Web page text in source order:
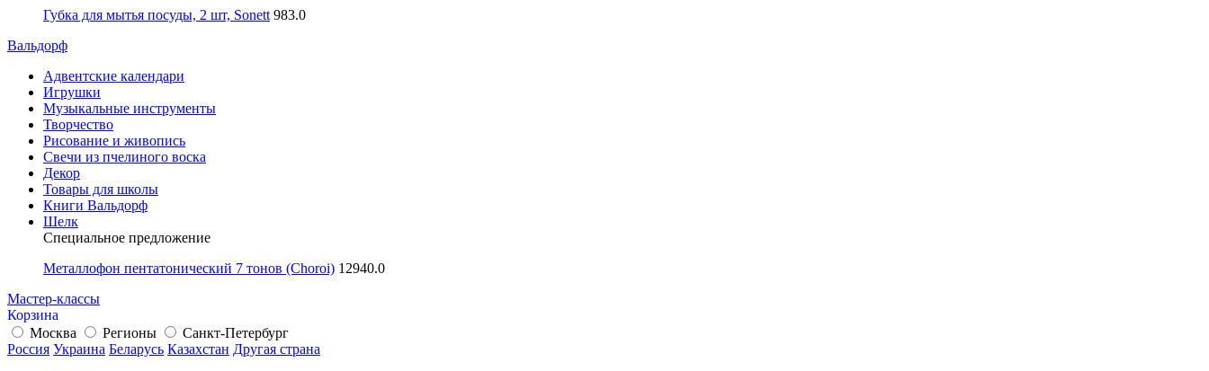
Губка для мытья посуды, 2 шт, Sonett 983.0
Вальдорф
Адвентские календари
Игрушки
Музыкальные инструменты
Творчество
Рисование и живопись
Свечи из пчелиного воска
Декор
Товары для школы
Книги Вальдорф
Шелк
Специальное предложение
Металлофон пентатонический 7 тонов (Choroi) 12940.0
Мастер-классы
Корзина
Москва
Регионы
Санкт-Петербург
Россия Украина Беларусь Казахстан Другая страна